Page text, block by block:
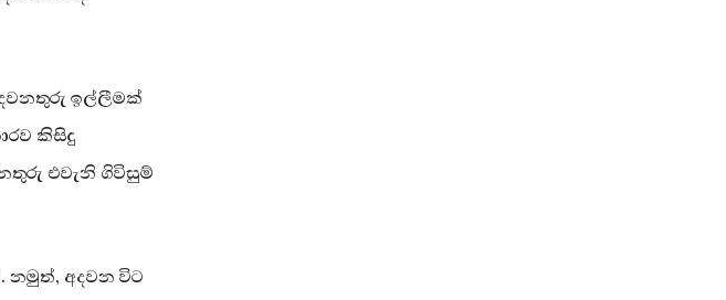
ඉල්ලීමක්
කිසිදු
එවැනි ගිවිසුම්
නමුත්, අදවන විට